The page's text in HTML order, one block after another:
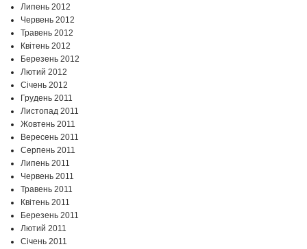
Липень 2012
Червень 2012
Травень 2012
Квітень 2012
Березень 2012
Лютий 2012
Січень 2012
Грудень 2011
Листопад 2011
Жовтень 2011
Вересень 2011
Серпень 2011
Липень 2011
Червень 2011
Травень 2011
Квітень 2011
Березень 2011
Лютий 2011
Січень 2011